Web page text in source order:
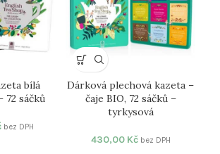
bílá
72 sáčků
bez DPH
Dárková plechová kazeta –
čaje BIO, 72 sáčků –
tyrkysová
430,00 Kč bez DPH